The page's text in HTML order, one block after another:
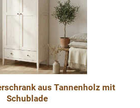
aus Tannenholz mit
Schublade